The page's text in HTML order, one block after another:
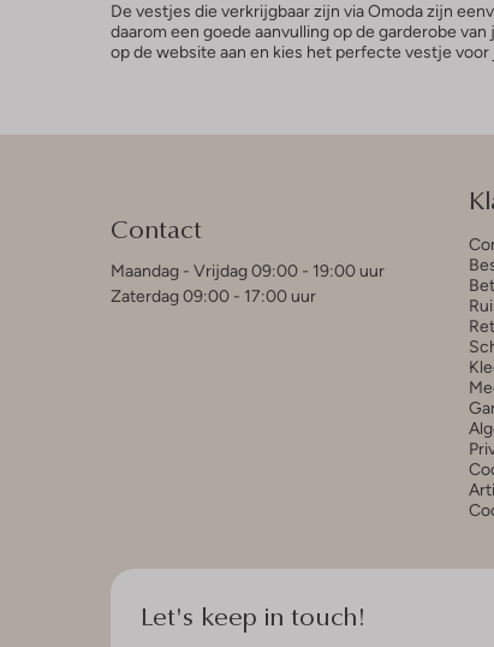
De vestjes die verkrijgbaar zijn via Omoda zijn
daarom een goede aanvulling op de garderobe
op de website aan en kies het perfecte vestje
Contact
Maandag - Vrijdag 09:00 - 19:00 uur
Zaterdag 09:00 - 17:00 uur
Let's keep in touch!